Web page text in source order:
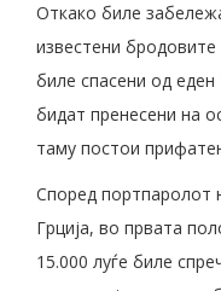
Откако биле
известени
биле спасени од еден
бидат пренесени на
таму постои
Според портпаролот
Грција, во првата
15.000 луѓе биле